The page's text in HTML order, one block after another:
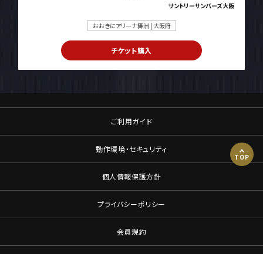
サントリーサンバーズ大阪
おおきにアリーナ舞洲 | 大阪府
チケット購入
ご利用ガイド
動作環境・セキュリティ
個人情報保護方針
プライバシーポリシー
会員規約
TOP